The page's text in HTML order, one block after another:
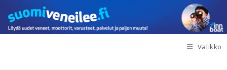
suoraan
sisältöön
Valikko